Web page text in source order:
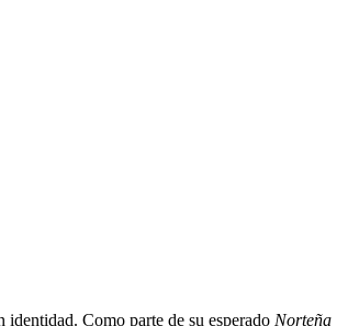
Como parte de su esperado Norteña